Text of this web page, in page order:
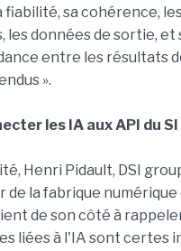
fiabilité, sa cohérence,
les données de sortie, et
entre les résultats
».
les IA aux API du SI
Henri Pidault, DSI
la fabrique numérique
de son côté à
liées à l'IA sont certes